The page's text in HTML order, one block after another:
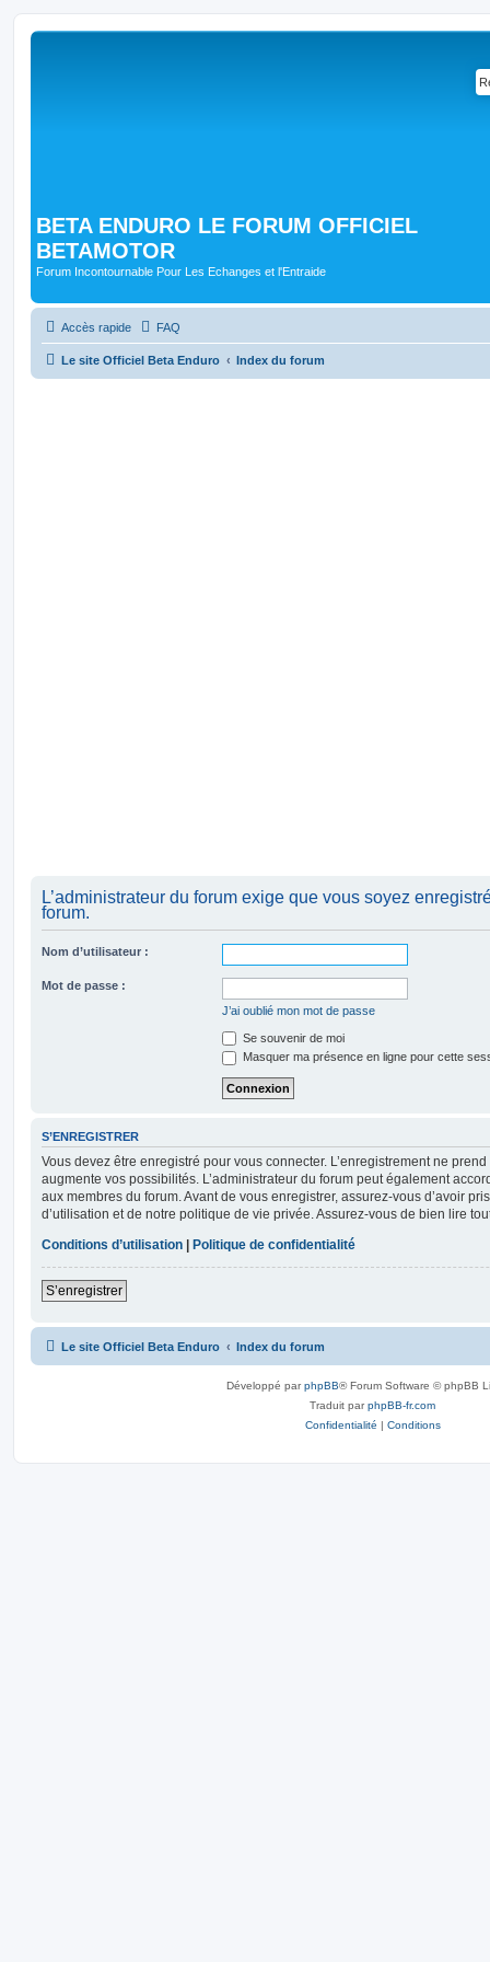
BETA ENDURO LE FORUM OFFICIEL
BETAMOTOR
Forum Incontournable Pour Les Echanges et l'Entraide
Accès rapide FAQ
Le site Officiel Beta Enduro Index du forum
L’administrateur du forum exige que vous soyez
forum.
Nom d’utilisateur :
Mot de passe :
J’ai oublié mon mot de passe
Se souvenir de moi
Masquer ma présence en ligne pour cette
S’ENREGISTRER
Vous devez être enregistré pour vous connecter. L’enregistrement ne
augmente vos possibilités. L’administrateur du forum peut également
aux membres du forum. Avant de vous enregistrer, assurez-vous d’avoir
d’utilisation et de notre politique de vie privée. Assurez-vous de bien lire
Conditions d’utilisation
Politique de confidentialité
S’enregistrer
Le site Officiel Beta Enduro Index du forum
Développé parphpBB® Forum Software © phpBB
Traduit parphpBB-fr.com
Confidentialité | Conditions